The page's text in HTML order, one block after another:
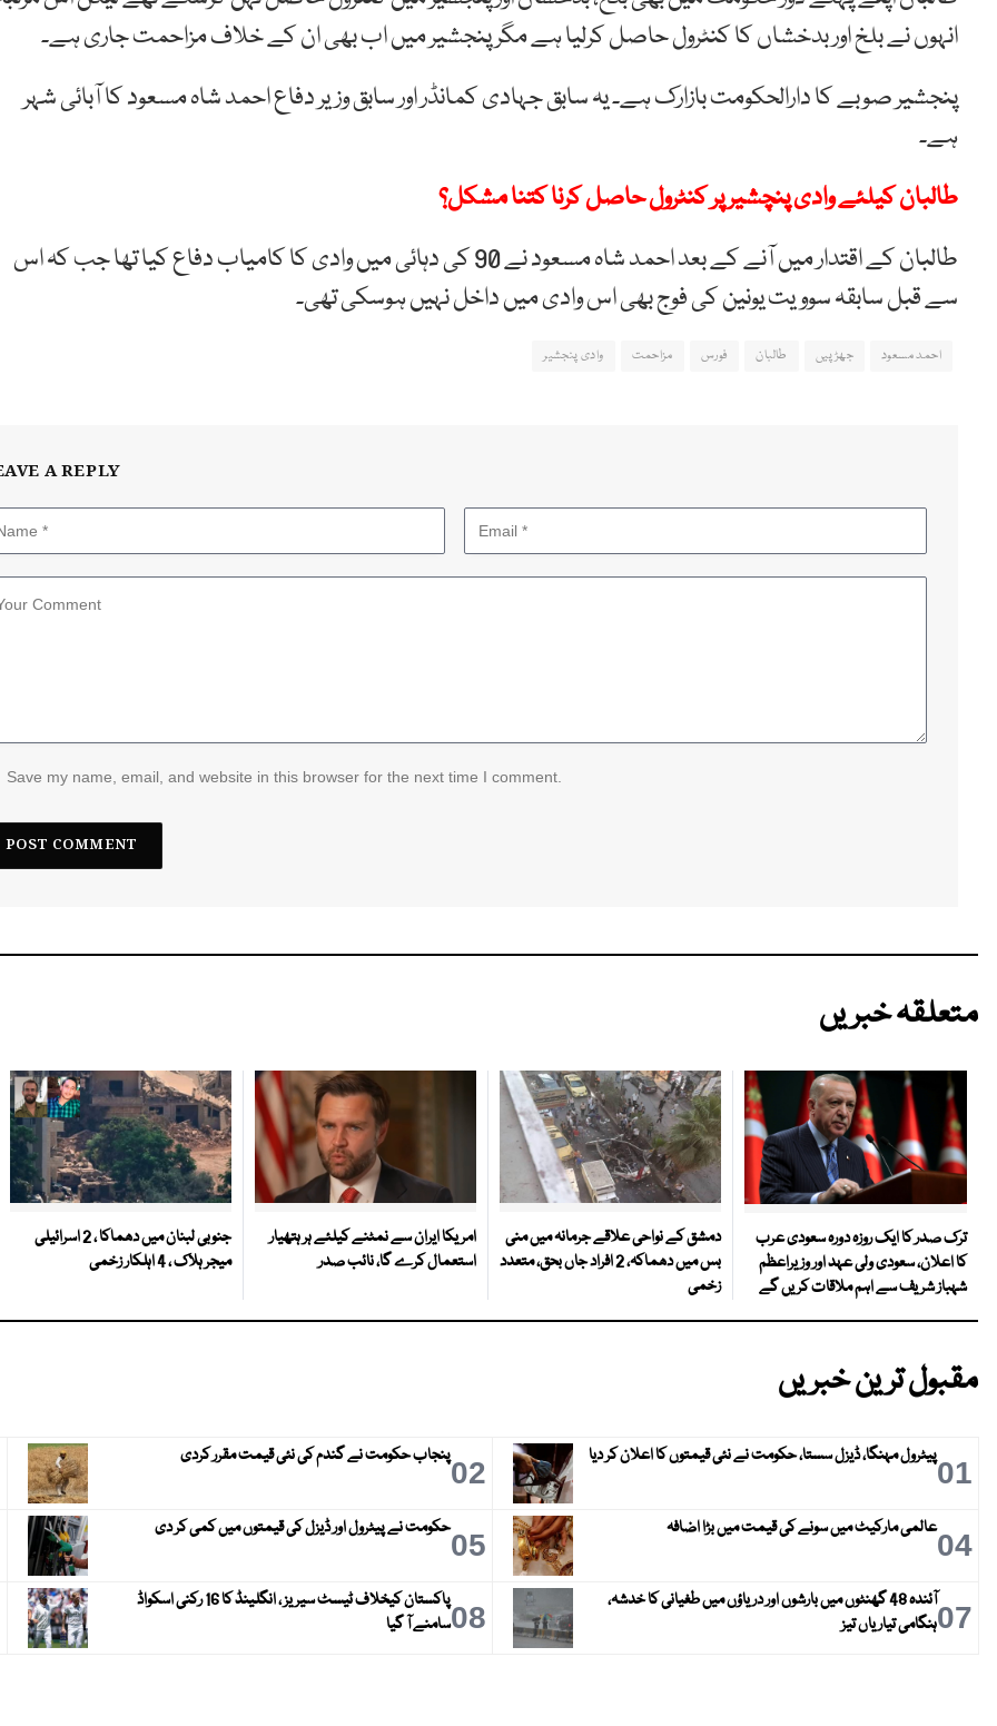
انہوں نے بلخ اور بدخشاں کا کنٹرول حاصل کرلیا ہے مگر پنجشیر میں اب بھی ان کے خلاف مزاحمت جاری ہے۔
پنجشیر صوبے کا دارالحکومت بازارک ہے۔ یہ سابق جہادی کمانڈر اور سابق وزیر دفاع احمد شاہ مسعود کا آبائی شہر
ہے۔
طالبان کیلئے وادی پنچشیر پر کنٹرول حاصل کرنا کتنا مشکل؟
طالبان کے اقتدار میں آنے کے بعد احمد شاہ مسعود نے 90 کی دہائی میں وادی کا کامیاب دفاع کیا تھا جب کہ اس
سے قبل سابقہ سوویت یونین کی فوج بھی اس وادی میں داخل نہیں ہوسکی تھی۔
احمد مسعود جھڑپیں طالبان فورس مزاحمت وادی پنجشیر
A REPLY
Save my name, email, and website in this browser for the next time I comment.
متعلقہ خبریں
ترک صدر کا ایک روزہ دورہ سعودی عرب
کا اعلان، سعودی ولی عہد اور وزیراعظم
شہباز شریف سے اہم ملاقات کریں گے
دمشق کے نواحی علاقے جرمانہ میں منی
بس میں دھماکہ، 2 افراد جاں بحق، متعدد
زخمی
امریکا ایران سے نمٹنے کیلئے ہر ہتھیار
استعمال کرے گا، نائب صدر
جنوبی لبنان میں دھماکا ، 2 اسرائیلی
میجر ہلاک ، 4 اہلکار زخمی
مقبول ترین خبریں
01پیٹرول مہنگا، ڈیزل سستا، حکومت نے نئی قیمتوں کا اعلان کر دیا 02پنجاب حکومت نے گندم کی نئی قیمت مقرر کردی
04عالمی مارکیٹ میں سونے کی قیمت میں بڑا اضافہ 05حکومت نے پیٹرول اور ڈیزل کی قیمتوں میں کمی کر دی
07
آئندہ 48 گھنٹوں میں بارشوں اور دریاؤں میں طغیانی کا خدشہ،
ہنگامی تیاریاں تیز
08
پاکستان کیخلاف ٹیسٹ سیریز ، انگلینڈ کا 16 رکنی اسکواڈ
سامنے آ گیا